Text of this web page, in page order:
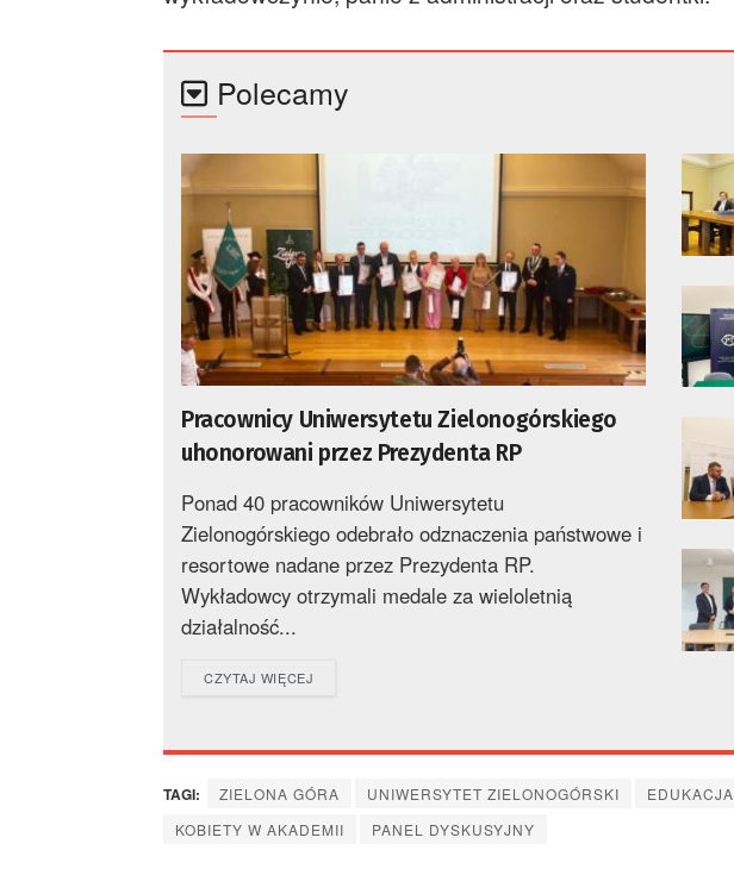
Polecamy
Pracownicy Uniwersytetu Zielonogórskiego
uhonorowani przez Prezydenta RP
Ponad 40 pracowników Uniwersytetu
Zielonogórskiego odebrało odznaczenia państwowe i
resortowe nadane przez Prezydenta RP.
Wykładowcy otrzymali medale za wieloletnią
działalność...
CZYTAJ WIĘCEJ
TAGI: ZIELONA GÓRA UNIWERSYTET ZIELONOGÓRSKI EDUKACJA
KOBIETY W AKADEMII
PANEL DYSKUSYJNY